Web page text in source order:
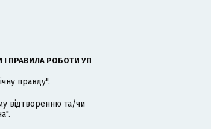
ПРАВИЛА РОБОТИ УП
правду".
відтворенню та/чи